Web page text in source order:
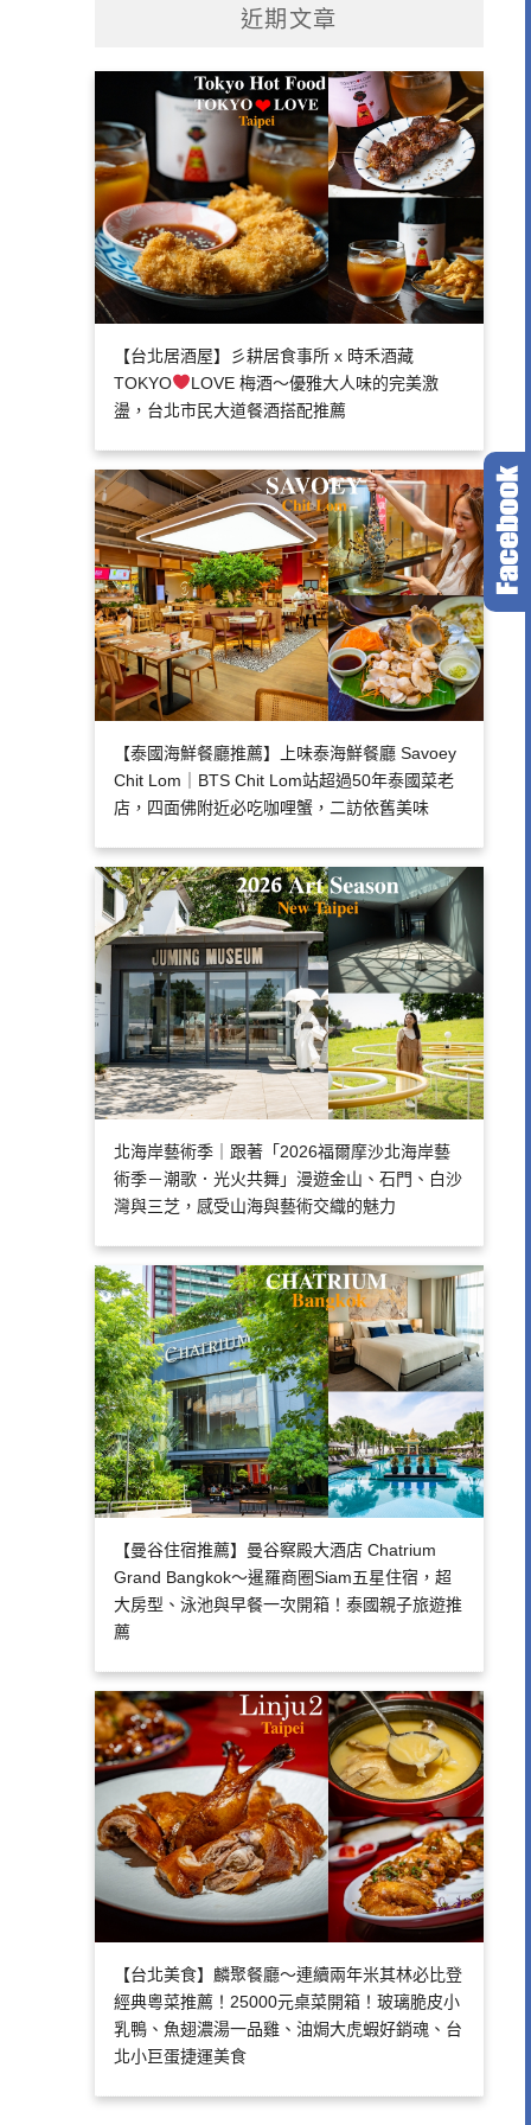
近期文章
【台北居酒屋】彡耕居食事所 x 時禾酒藏
TOKYO
LOVE 梅酒～優雅大人味的完美激
盪，台北市民大道餐酒搭配推薦
【泰國海鮮餐廳推薦】上味泰海鮮餐廳 Savoey
Chit Lom｜BTS Chit Lom站超過50年泰國菜老
店，四面佛附近必吃咖哩蟹，二訪依舊美味
北海岸藝術季｜跟著「2026福爾摩沙北海岸藝
術季－潮歌．光火共舞」漫遊金山、石門、白沙
灣與三芝，感受山海與藝術交織的魅力
【曼谷住宿推薦】曼谷察殿大酒店 Chatrium
Grand Bangkok～暹羅商圈Siam五星住宿，超
大房型、泳池與早餐一次開箱！泰國親子旅遊推
薦
【台北美食】麟聚餐廳～連續兩年米其林必比登
經典粵菜推薦！25000元桌菜開箱！玻璃脆皮小
乳鴨、魚翅濃湯一品雞、油焗大虎蝦好銷魂、台
北小巨蛋捷運美食